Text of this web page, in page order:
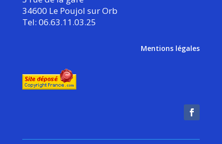
34600 Le Poujol sur Orb
Tel: 06.63.11.03.25
Mentions légales